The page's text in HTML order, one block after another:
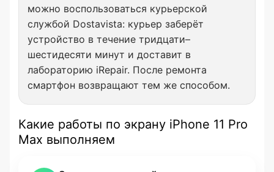
можно воспользоваться курьерской
службой Dostavista: курьер заберёт
устройство в течение тридцати–
шестидесяти минут и доставит в
лабораторию iRepair. После ремонта
смартфон возвращают тем же способом.
Какие работы по экрану iPhone 11 Pro
Max выполняем